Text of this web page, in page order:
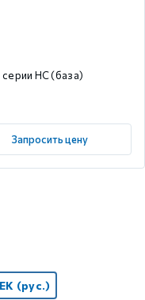
HC (база)
Запросить цену
(рус.)